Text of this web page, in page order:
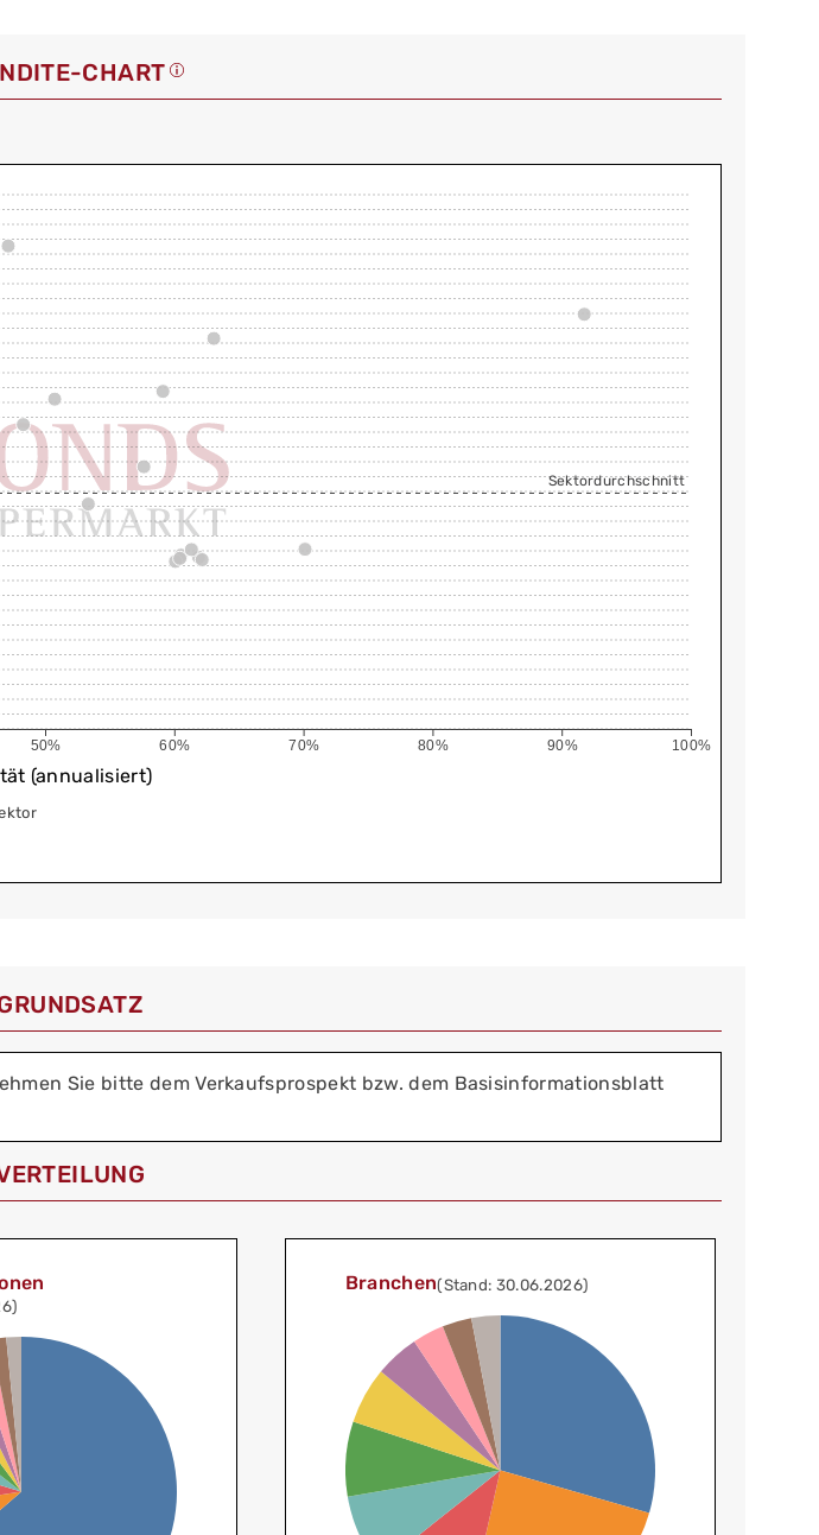
CHART
50% 60% 70% 80% 90% 100%
Sektordurchschnitt
(annualisiert)
Sie bitte dem Verkaufsprospekt bzw. dem Basisinformationsblatt
Branchen(Stand: 30.06.2026)